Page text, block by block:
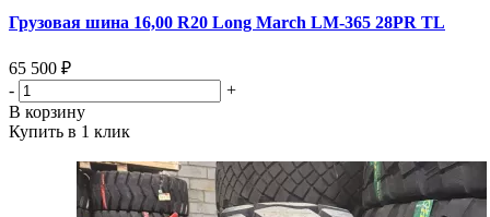
Грузовая шина 16,00 R20 Long March LM-365 28PR TL
65 500 ₽
-
+
В корзину
Купить в 1 клик